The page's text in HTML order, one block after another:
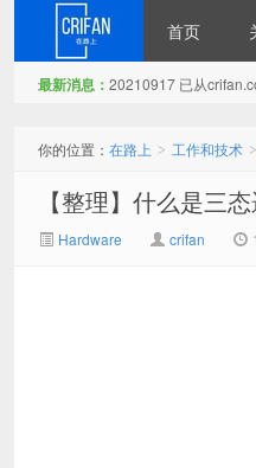
首页
最新消息： 20210917 已从
你的位置： 在路上 > 工作和技术 >
【整理】什么是三
Hardware crifan